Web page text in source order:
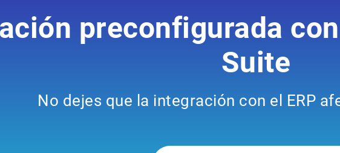
preconfigurada
Suite
No dejes que la integración con el ERP